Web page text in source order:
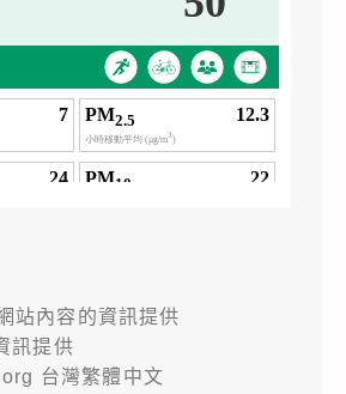
站內容的資訊提供
訊提供
台灣繁體中文